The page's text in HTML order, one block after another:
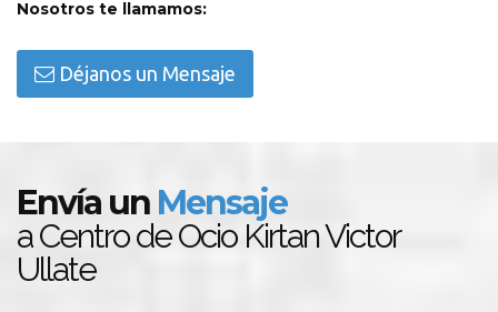
Nosotros te llamamos:
Déjanos un Mensaje
Envía un Mensaje
a Centro de Ocio Kirtan Victor
Ullate